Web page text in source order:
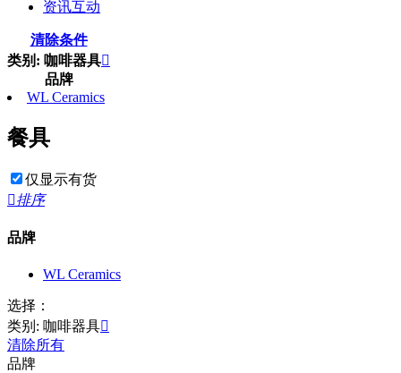
资讯互动
清除条件
类别: 咖啡器具
品牌
WL Ceramics
餐具
仅显示有货
排序
品牌
WL Ceramics
选择：
类别: 咖啡器具
清除所有
品牌